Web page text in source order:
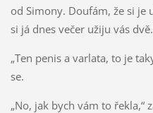
od Simony. Doufám, že si
si já dnes večer užiju vás
„Ten penis a varlata, to je
se.
„No, jak bych vám to řekla,“